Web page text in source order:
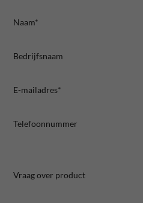
Naam*
Bedrijfsnaam
E-mailadres*
Telefoonnummer
Vraag over product